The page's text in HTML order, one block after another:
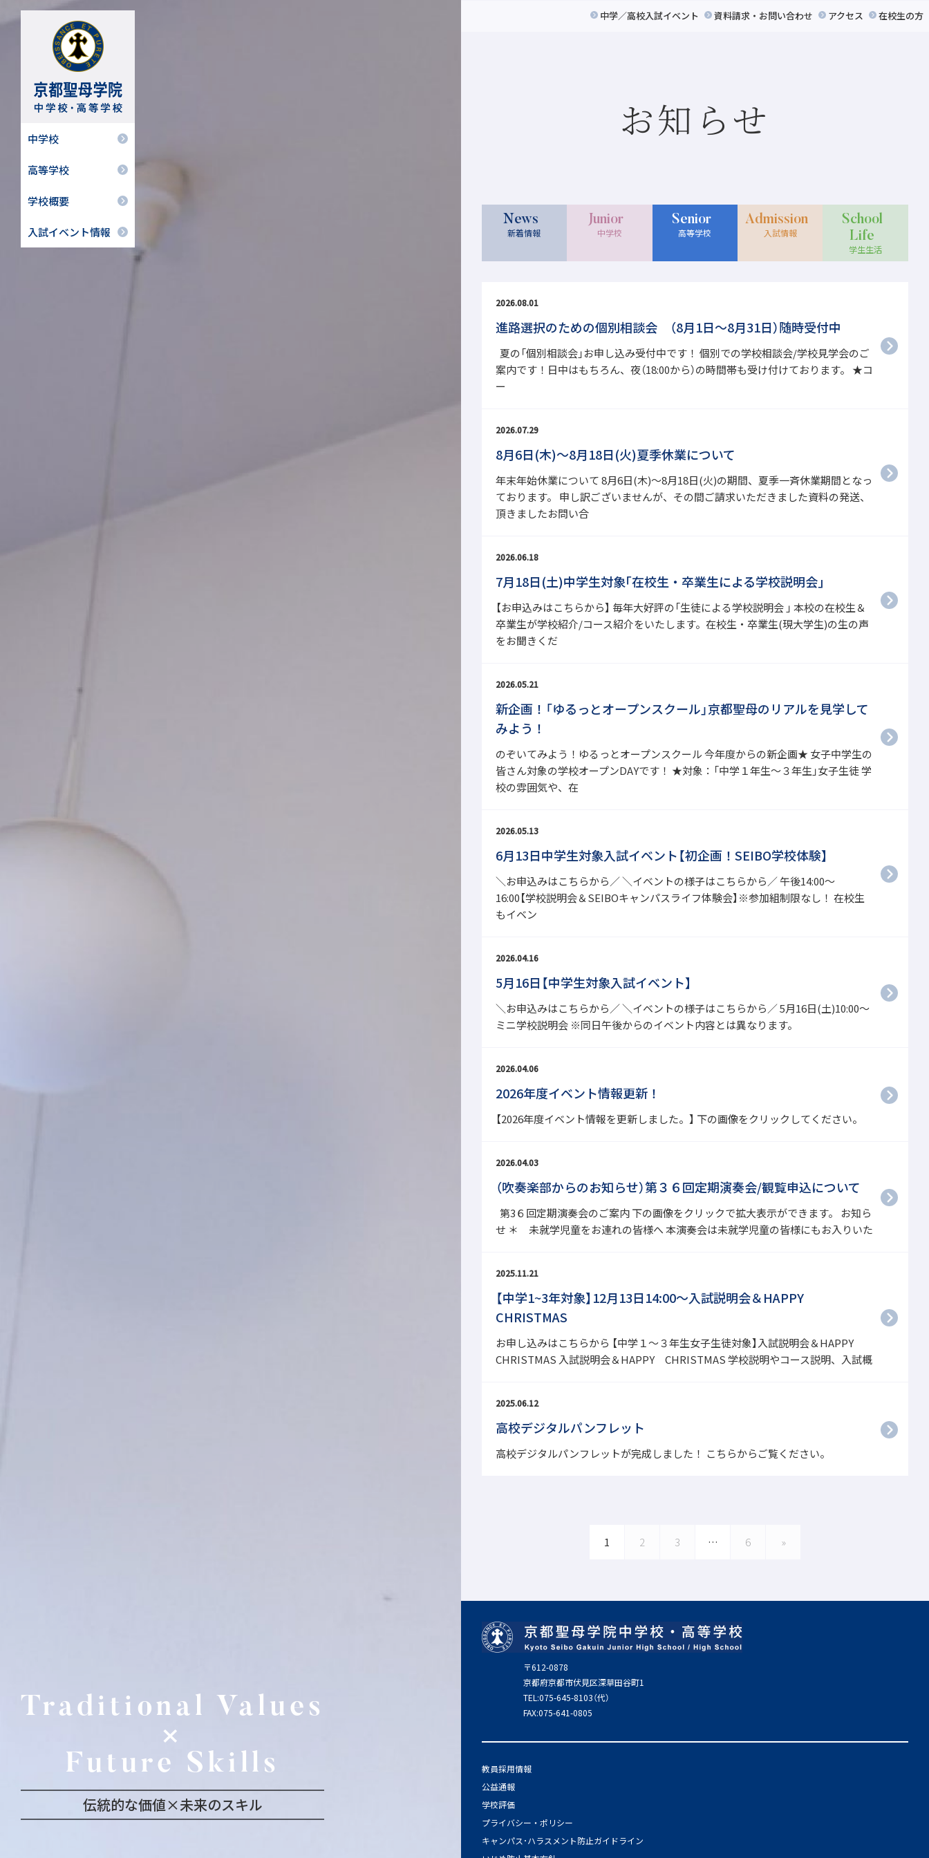
中学校
高等学校
学校概要
入試イベント情報
Traditional Values
×
Future Skills
伝統的な価値×未来のスキル
中学／高校入試イベント 資料請求・ お問い合わせ アクセス 在校生の方
お知らせ
News
新着情報
Junior
中学校
Senior
高等学校
Admission
入試情報
School
Life
学生生活
2026.08.01
進路選択のための個別相談会 （8月1日～8月31日）随時受付中
夏の「個別相談会」お申し込み受付中です！ 個別での学校相談会/学校見学会のご
案内です！日中はもちろん、夜（18:00から）の時間帯も受け付けております。 ★コ
ー
2026.07.29
8月6日(木)～8月18日(火)夏季休業について
年末年始休業について 8月6日(木)～8月18日(火)の期間、夏季一斉休業期間となっ
ております。 申し訳ございませんが、その間ご請求いただきました資料の発送、
頂きましたお問い合
2026.06.18
7月18日(土)中学生対象｢在校生・卒業生による学校説明会｣
【お申込みはこちらから】 毎年大好評の「生徒による学校説明会 」 本校の在校生＆
卒業生が学校紹介/コース紹介をいたします。在校生・卒業生(現大学生)の生の声
をお聞きくだ
2026.05.21
新企画！「ゆるっとオープンスクール」京都聖母のリアルを見学して
みよう！
のぞいてみよう！ゆるっとオープンスクール 今年度からの新企画★ 女子中学生の
皆さん対象の学校オープンDAYです！ ★対象：「中学１年生～３年生」女子生徒 学
校の雰囲気や、在
2026.05.13
6月13日中学生対象入試イベント【初企画！SEIBO学校体験】
＼お申込みはこちらから／ ＼イベントの様子はこちらから／ 午後14:00～
16:00【学校説明会＆SEIBOキャンパスライフ体験会】※参加組制限なし！ 在校生
もイベン
2026.04.16
5月16日【中学生対象入試イベント】
＼お申込みはこちらから／ ＼イベントの様子はこちらから／ 5月16日(土)10:00～
ミニ学校説明会 ※同日午後からのイベント内容とは異なります。
2026.04.06
2026年度イベント情報更新！
【2026年度イベント情報を更新しました。】 下の画像をクリックしてください。
2026.04.03
（吹奏楽部からのお知らせ）第３６回定期演奏会/観覧申込について
第3６回定期演奏会のご案内 下の画像をクリックで拡大表示ができます。 お知ら
せ ＊ 未就学児童をお連れの皆様へ 本演奏会は未就学児童の皆様にもお入りいた
2025.11.21
【中学1~3年対象】12月13日14:00～入試説明会＆HAPPY
CHRISTMAS
お申し込みはこちらから 【中学１～３年生女子生徒対象】入試説明会＆HAPPY
CHRISTMAS 入試説明会＆HAPPY CHRISTMAS 学校説明やコース説明、入試概
2025.06.12
高校デジタルパンフレット
高校デジタルパンフレットが完成しました！ こちらからご覧ください。
1 2 3 … 6 »
〒612-0878
京都府京都市伏見区深草田谷町1
TEL:075-645-8103（代）
FAX:075-641-0805
教員採用情報
公益通報
学校評価
プライバシー・ポリシー
キャンパス･ハラスメント防止ガイドライン